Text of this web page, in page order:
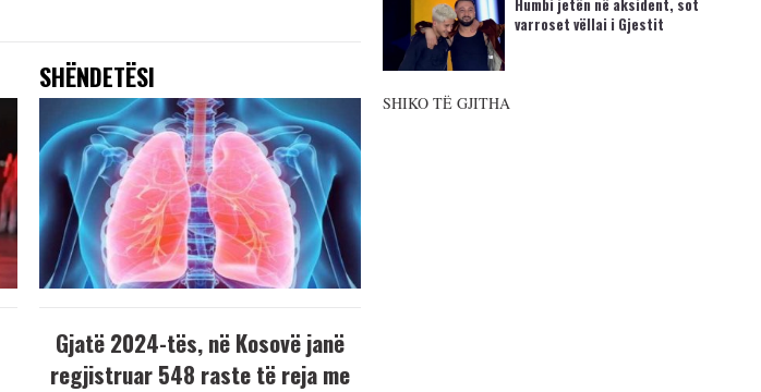
SHËNDETËSI
Gjatë 2024-tës, në Kosovë janë
regjistruar 548 raste të reja me
Humbi jetën në aksident, sot
varroset vëllai i Gjestit
SHIKO TË GJITHA